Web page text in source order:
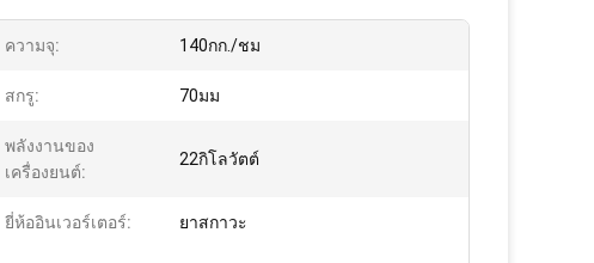
ความจุ: 140กก./ชม
สกรู: 70มม
พลังงานของ
เครื่องยนต์:
22กิโลวัตต์
ยี่ห้ออินเวอร์เตอร์: ยาสกาวะ